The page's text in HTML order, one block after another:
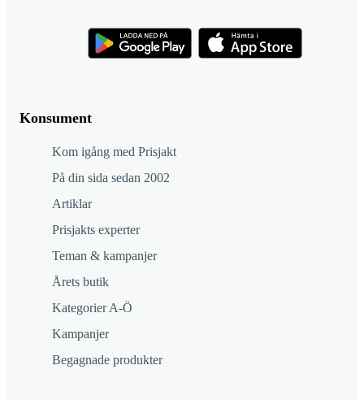
Konsument
Kom igång med Prisjakt
På din sida sedan 2002
Artiklar
Prisjakts experter
Teman & kampanjer
Årets butik
Kategorier A-Ö
Kampanjer
Begagnade produkter